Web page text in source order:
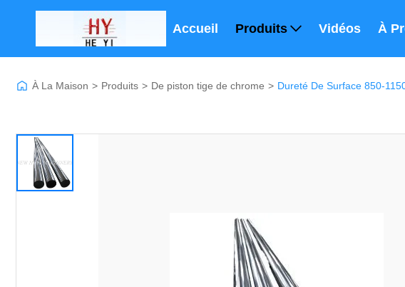
Accueil Produits Vidéos À
À La Maison > Produits > De piston tige de chrome > Dureté De Surface 850-